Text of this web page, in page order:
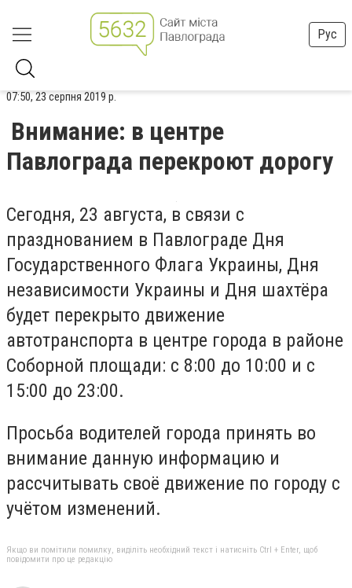
Рус
07:50, 23 серпня 2019 р.
Внимание: в центре
Павлограда перекроют дорогу
Сегодня, 23 августа, в связи с
празднованием в Павлограде Дня
Государственного Флага Украины, Дня
независимости Украины и Дня шахтёра
будет перекрыто движение
автотранспорта в центре города в районе
Соборной площади: с 8:00 до 10:00 и с
15:00 до 23:00.
Просьба водителей города принять во
внимание данную информацию и
рассчитывать своё движение по городу с
учётом изменений.
Якщо ви помітили помилку, виділіть необхідний текст і натисніть Ctrl + Enter, щоб
повідомити про це редакцію